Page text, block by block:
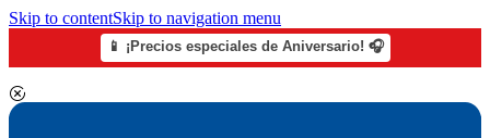
Skip to contentSkip to navigation menu
📱 ¡Precios especiales de Aniversario! 🎧